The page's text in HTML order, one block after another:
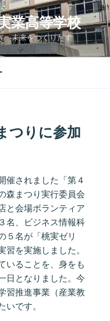
業高等学校
未来をつくりだす
つりに参加
催されました「第４
森まつり実行委員会
と会場ボランティア
名、ビジネス情報科
５名が「桃実ゼリ
習を実施しました。
いることを、身をも
日となりました。今
習推進事業（産業教
いです。